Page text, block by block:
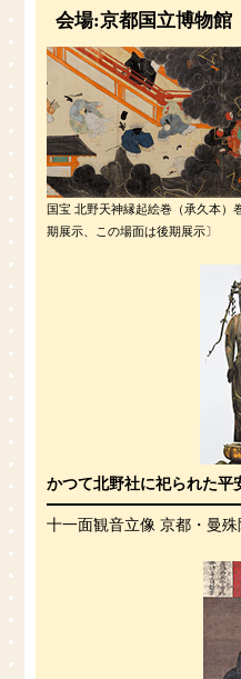
会場:京都国立博物館
国宝 北野天神縁起絵巻（承久本）
期展示、この場面は後期展示〕
かつて北野社に祀られた平
十一面観音立像 京都・曼殊